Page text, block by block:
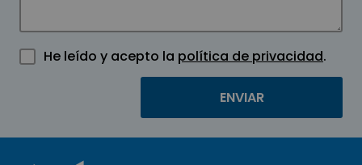
He leído y acepto la política de privacidad.